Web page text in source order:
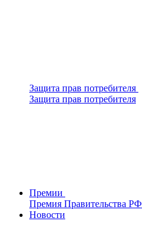
Защита прав потребителя
Защита прав потребителя
Премии
Премия Правительства РФ
Новости